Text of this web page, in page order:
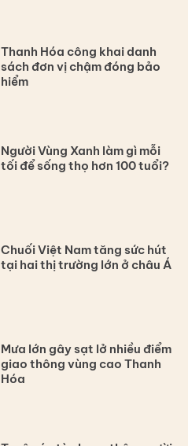
Thanh Hóa công khai danh
sách đơn vị chậm đóng bảo
hiểm
Người Vùng Xanh làm gì mỗi
tối để sống thọ hơn 100 tuổi?
Chuối Việt Nam tăng sức hút
tại hai thị trường lớn ở châu Á
Mưa lớn gây sạt lở nhiều điểm
giao thông vùng cao Thanh
Hóa